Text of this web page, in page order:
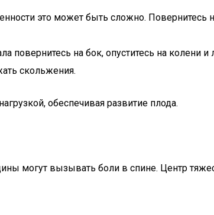
это может быть сложно. Повернитесь
на бок, опуститесь на колени и
скольжения.
обеспечивая развитие плода.
могут вызывать боли в спине. Центр